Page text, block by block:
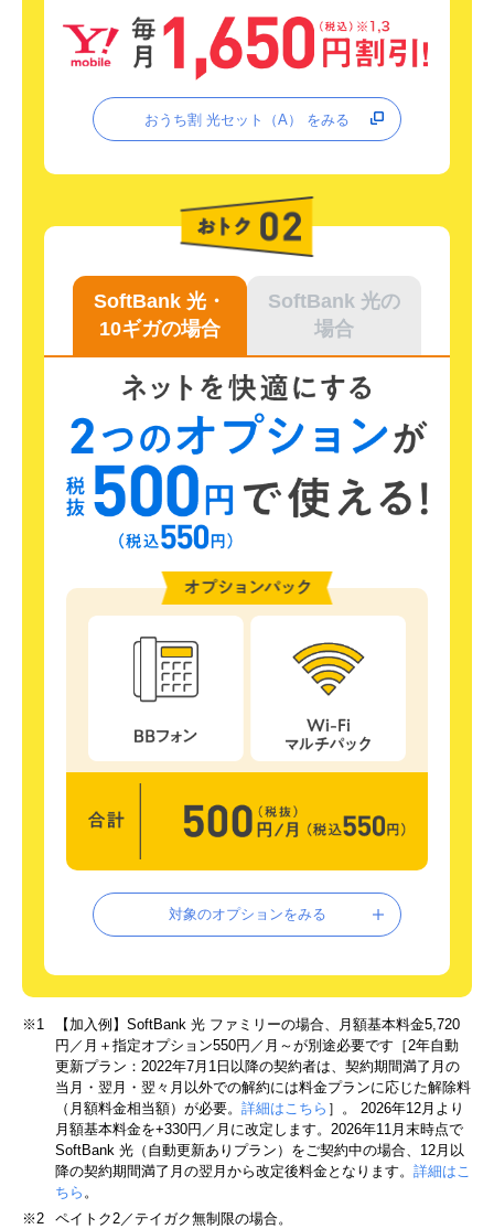
おうち割 光セット（A） をみる
SoftBank 光・
10ギガの場合​​
SoftBank 光の
場合​
対象のオプションをみる
※1
【加入例】SoftBank 光 ファミリーの場合、月額基本料金5,720
円／月＋指定オプション550円／月～が別途必要です［2年自動
更新プラン：2022年7月1日以降の契約者は、契約期間満了月の
当月・翌月・翌々月以外での解約には料金プランに応じた解除料
（月額料金相当額）が必要。 詳細はこちら ］。 2026年12月より
月額基本料金を+330円／月に改定します。2026年11月末時点で
SoftBank 光（自動更新ありプラン）をご契約中の場合、12月以
降の契約期間満了月の翌月から改定後料金となります。 詳細はこ
ちら 。
※2
ペイトク2／テイガク無制限の場合。